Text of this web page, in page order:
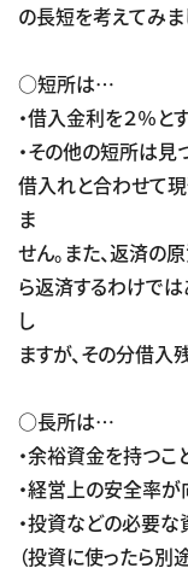
の長短を考えてみま
○短所は…
・借入金利を２％と
・その他の短所は見
借入れと合わせて
ま
せん。また、返済の
ら返済するわけで
し
ますが、その分借入
○長所は…
・余裕資金を持つこ
・経営上の安全率が
・投資などの必要な
（投資に使ったら